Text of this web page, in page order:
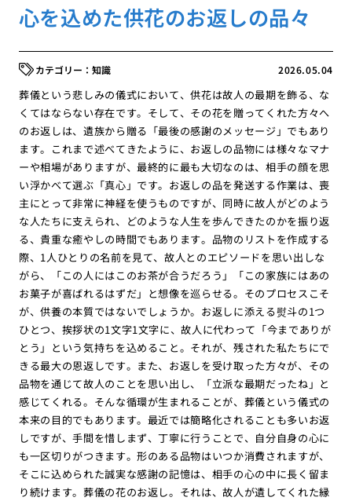
心を込めた供花のお返しの品々
2026.05.04
知識
葬儀という悲しみの儀式において、供花は故人の最期を飾る、な
くてはならない存在です。そして、その花を贈ってくれた方々へ
のお返しは、遺族から贈る「最後の感謝のメッセージ」でもあり
ます。これまで述べてきたように、お返しの品物には様々なマナ
ーや相場がありますが、最終的に最も大切なのは、相手の顔を思
い浮かべて選ぶ「真心」です。お返しの品を発送する作業は、喪
主にとって非常に神経を使うものですが、同時に故人がどのよう
な人たちに支えられ、どのような人生を歩んできたのかを振り返
る、貴重な癒やしの時間でもあります。品物のリストを作成する
際、1人ひとりの名前を見て、故人とのエピソードを思い出しな
がら、「この人にはこのお茶が合うだろう」「この家族にはあの
お菓子が喜ばれるはずだ」と想像を巡らせる。そのプロセスこそ
が、供養の本質ではないでしょうか。お返しに添える熨斗の1つ
ひとつ、挨拶状の1文字1文字に、故人に代わって「今までありが
とう」という気持ちを込めること。それが、残された私たちにで
きる最大の恩返しです。また、お返しを受け取った方々が、その
品物を通じて故人のことを思い出し、「立派な最期だったね」と
感じてくれる。そんな循環が生まれることが、葬儀という儀式の
本来の目的でもあります。最近では簡略化されることも多いお返
しですが、手間を惜しまず、丁寧に行うことで、自分自身の心に
も一区切りがつきます。形のある品物はいつか消費されますが、
そこに込められた誠実な感謝の記憶は、相手の心の中に長く留ま
り続けます。葬儀の花のお返し。それは、故人が遺してくれた縁